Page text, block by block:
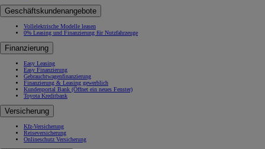
Geschäftskundenangebote
Vollelektrische Modelle leasen
0% Leasing und Finanzierung für Nutzfahrzeuge
Finanzierung
Easy Leasing
Easy Finanzierung
Gebrauchtwagenfinanzierung
Finanzierung & Leasing gewerblich
Kundenportal Bank (Öffnet ein neues Fenster)
Toyota Kreditbank
Versicherung
Kfz-Versicherung
Reiseversicherung
Onlineschutz Versicherung